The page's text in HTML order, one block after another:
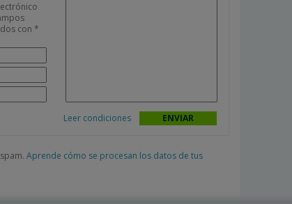
con *
Leer condiciones
Aprende cómo se procesan los datos de tus